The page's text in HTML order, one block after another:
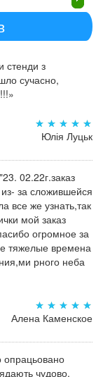
стенди з
сучасно,
Юлія Луцьк
02.22г.заказ
за сложившейся
все же узнать,так
мой заказ
огромное за
тяжелые времена
рного неба
Алена Каменское
чудово.